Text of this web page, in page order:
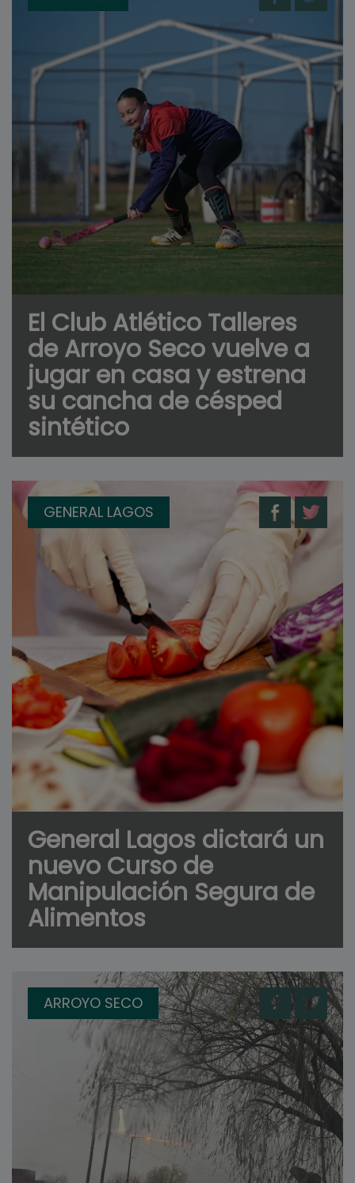
El Club Atlético Talleres
de Arroyo Seco vuelve a
jugar en casa y estrena
su cancha de césped
sintético
GENERAL LAGOS
General Lagos dictará un
nuevo Curso de
Manipulación Segura de
Alimentos
ARROYO SECO